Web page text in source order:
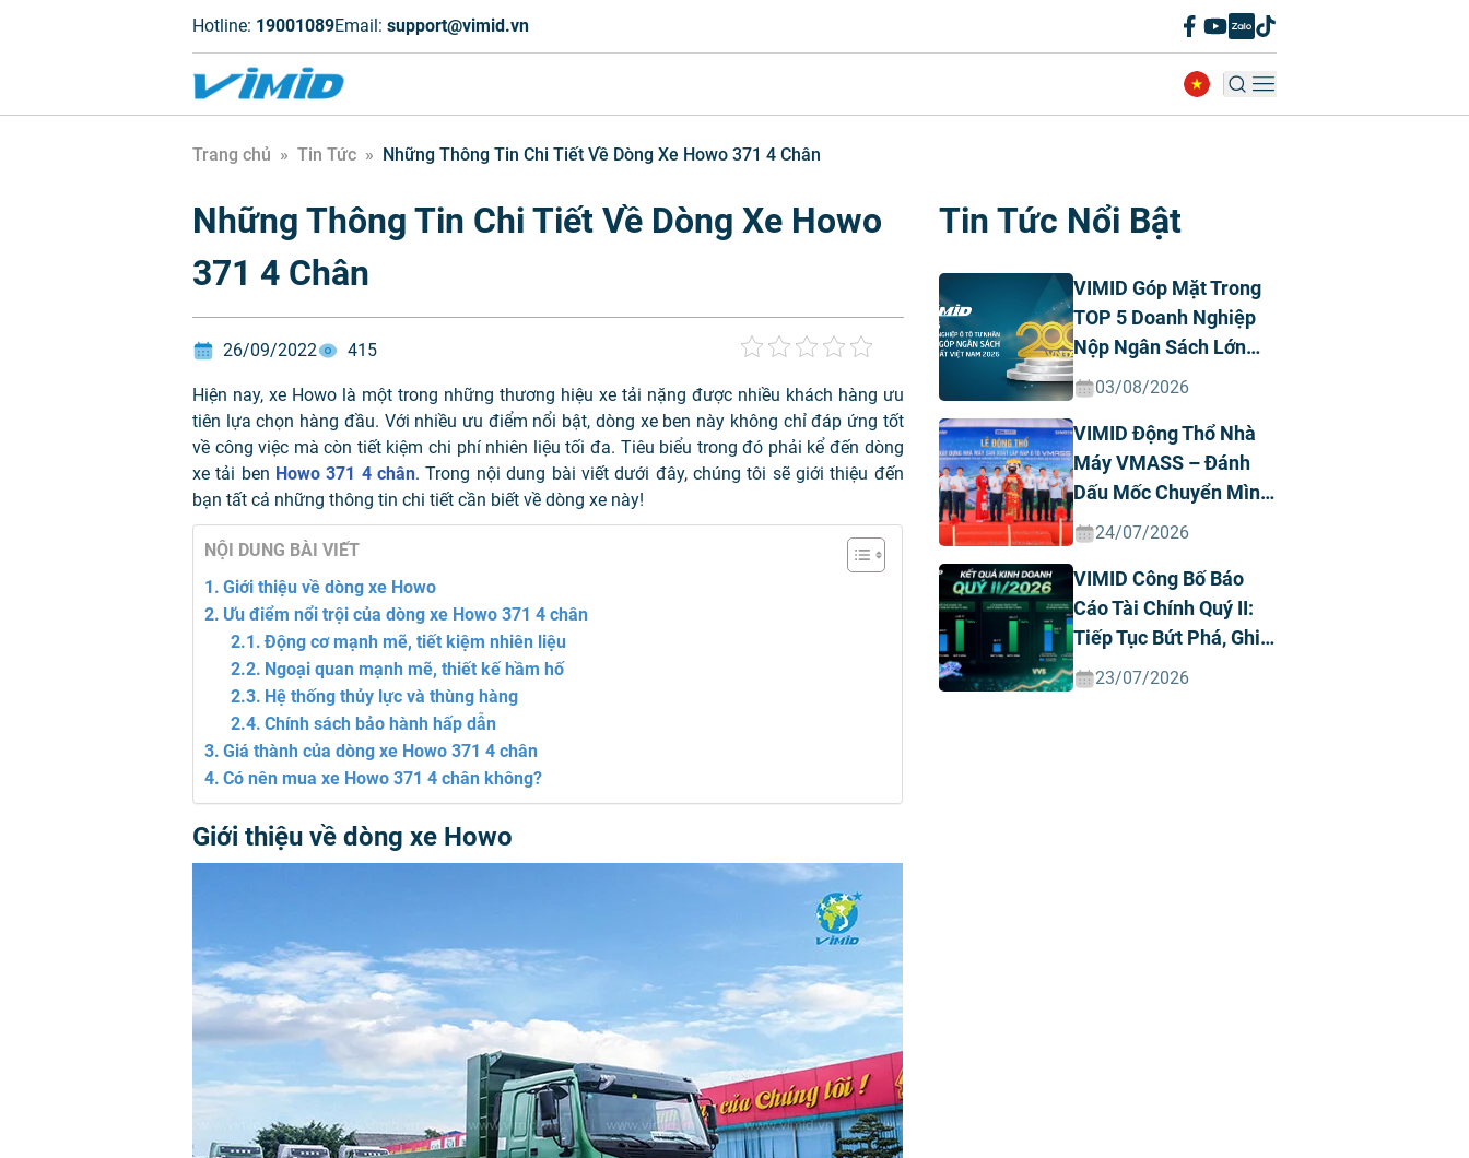
Hotline: 19001089Email: support@vimid.vn
Trang chủ » Tin Tức » Những Thông Tin Chi Tiết Về Dòng Xe Howo 371 4 Chân
Những Thông Tin Chi Tiết Về Dòng Xe Howo
371 4 Chân
26/09/2022 415
Hiện nay, xe Howo là một trong những thương hiệu xe tải nặng được nhiều khách hàng ưu
tiên lựa chọn hàng đầu. Với nhiều ưu điểm nổi bật, dòng xe ben này không chỉ đáp ứng tốt
về công việc mà còn tiết kiệm chi phí nhiên liệu tối đa. Tiêu biểu trong đó phải kể đến dòng
xe tải ben Howo 371 4 chân. Trong nội dung bài viết dưới đây, chúng tôi sẽ giới thiệu đến
bạn tất cả những thông tin chi tiết cần biết về dòng xe này!
NỘI DUNG BÀI VIẾT
Giới thiệu về dòng xe Howo
Ưu điểm nổi trội của dòng xe Howo 371 4 chân
Động cơ mạnh mẽ, tiết kiệm nhiên liệu
Ngoại quan mạnh mẽ, thiết kế hầm hố
Hệ thống thủy lực và thùng hàng
Chính sách bảo hành hấp dẫn
Giá thành của dòng xe Howo 371 4 chân
Có nên mua xe Howo 371 4 chân không?
Giới thiệu về dòng xe Howo
Tin Tức Nổi Bật
VIMID Góp Mặt Trong
TOP 5 Doanh Nghiệp
Nộp Ngân Sách Lớn
Nhất Việt Nam Năm
Nhân
03/08/2026
VIMID Động Thổ Nhà
Máy VMASS – Đánh
Dấu Mốc Chuyển Mình
Chiến Lược
24/07/2026
VIMID Công Bố Báo
Cáo Tài Chính Quý II:
Tiếp Tục Bứt Phá, Ghi
Nhận Doanh Thu Và
23/07/2026